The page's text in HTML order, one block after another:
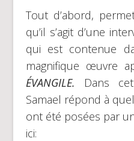
Tout d’abord,
qu’il s’agit d’une
qui est contenue
magnifique œuvre
ÉVANGILE. Dans
Samael répond à
ont été posées par
ici: